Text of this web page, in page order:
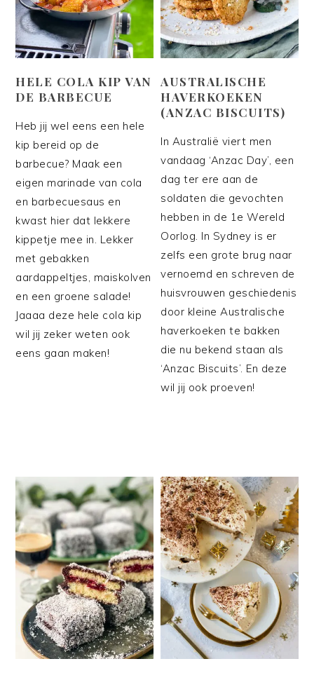
HELE COLA KIP VAN
DE BARBECUE
Heb jij wel eens een hele
kip bereid op de
barbecue? Maak een
eigen marinade van cola
en barbecuesaus en
kwast hier dat lekkere
kippetje mee in. Lekker
met gebakken
aardappeltjes, maiskolven
en een groene salade!
Jaaaa deze hele cola kip
wil jij zeker weten ook
eens gaan maken!
AUSTRALISCHE
HAVERKOEKEN
(ANZAC BISCUITS)
In Australië viert men
vandaag ‘Anzac Day’, een
dag ter ere aan de
soldaten die gevochten
hebben in de 1e Wereld
Oorlog. In Sydney is er
zelfs een grote brug naar
vernoemd en schreven de
huisvrouwen geschiedenis
door kleine Australische
haverkoeken te bakken
die nu bekend staan als
‘Anzac Biscuits’. En deze
wil jij ook proeven!